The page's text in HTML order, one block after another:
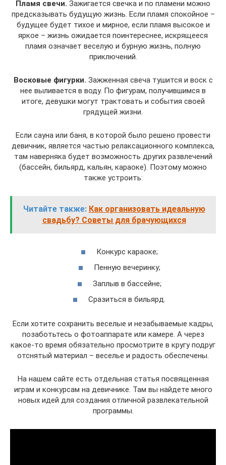
Пламя свечи. Зажигается свечка и по пламени можно
предсказывать будущую жизнь. Если пламя спокойное –
будущее будет тихое и мирное, если пламя высокое и
яркое – жизнь ожидается поинтереснее, искрящееся
пламя означает веселую и бурную жизнь, полную
приключений.
Восковые фигурки. Зажженная свеча тушится и воск с
нее выливается в воду. По фигурам, получившимся в
итоге, девушки могут трактовать и события своей
грядущей жизни.
Если сауна или баня, в которой было решено провести
девичник, является частью релаксационного комплекса,
там наверняка будет возможность других развлечений
(бассейн, бильярд, кальян, караоке). Поэтому можно
также устроить:
Читайте также: Как организовать идеальную
свадьбу? Советы для брачующихся
Конкурс караоке;
Пенную вечеринку;
Заплыв в бассейне;
Сразиться в бильярд.
Если хотите сохранить веселые и незабываемые кадры,
позаботьтесь о фотоаппарате или камере. А через
какое-то время обязательно просмотрите в кругу подруг
отснятый материал – веселье и радость обеспечены.
На нашем сайте есть отдельная статья посвященная
играм и конкурсам на девичнике. Там вы найдете много
новых идей для создания отличной развлекательной
программы.